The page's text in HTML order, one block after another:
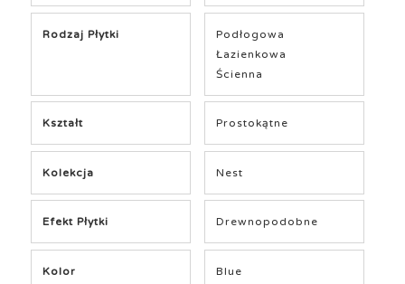
Rodzaj Płytki
Podłogowa
Łazienkowa
Ścienna
Kształt Prostokątne
Kolekcja Nest
Efekt Płytki Drewnopodobne
Kolor Blue